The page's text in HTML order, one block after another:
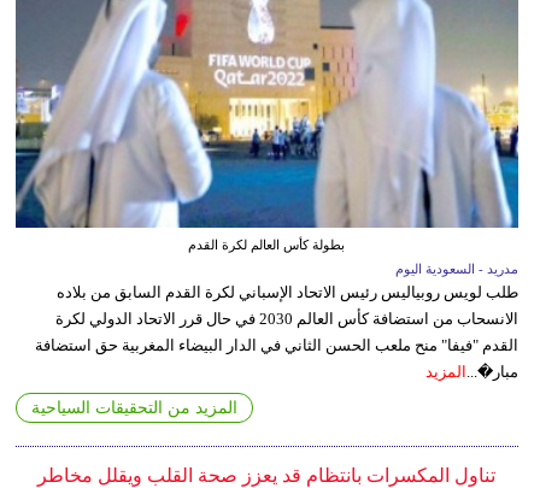
بطولة كأس العالم لكرة القدم
مدريد - السعودية اليوم
طلب لويس روبياليس رئيس الاتحاد الإسباني لكرة القدم السابق من بلاده
الانسحاب من استضافة كأس العالم 2030 في حال قرر الاتحاد الدولي لكرة
القدم "فيفا" منح ملعب الحسن الثاني في الدار البيضاء المغربية حق استضافة
مبار�...
المزيد
المزيد من التحقيقات السياحية
تناول المكسرات بانتظام قد يعزز صحة القلب ويقلل مخاطر